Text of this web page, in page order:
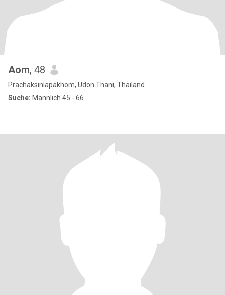
Aom, 48
Prachaksinlapakhom, Udon Thani, Thailand
Suche: Männlich 45 - 66